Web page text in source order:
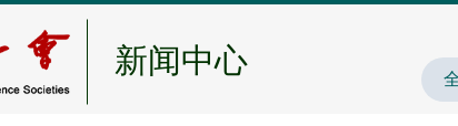
新闻中心 中国